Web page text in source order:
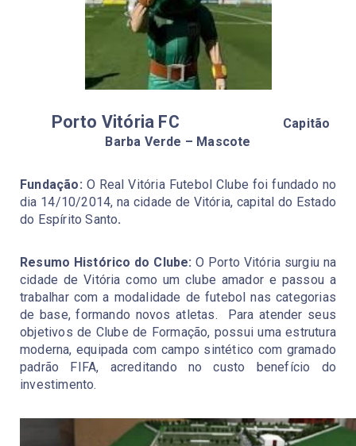
Porto Vitória FC Capitão
Barba Verde – Mascote
Fundação: O Real Vitória Futebol Clube foi fundado no
dia 14/10/2014, na cidade de Vitória, capital do Estado
do Espírito Santo.
Resumo Histórico do Clube: O Porto Vitória surgiu na
cidade de Vitória como um clube amador e passou a
trabalhar com a modalidade de futebol nas categorias
de base, formando novos atletas.  Para atender seus
objetivos de Clube de Formação, possui uma estrutura
moderna, equipada com campo sintético com gramado
padrão FIFA, acreditando no custo benefício do
investimento.